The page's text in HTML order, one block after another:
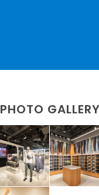
PHOTO GALLERY